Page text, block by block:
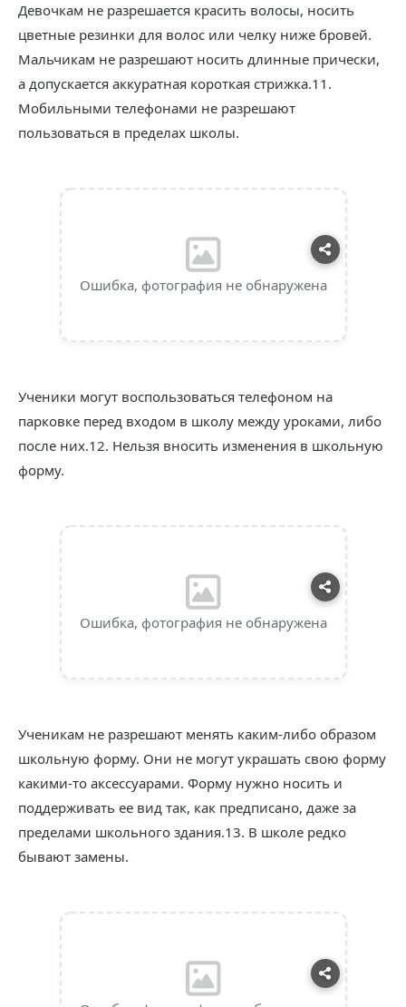
Девочкам не разрешается красить волосы, носить
цветные резинки для волос или челку ниже бровей.
Мальчикам не разрешают носить длинные прически,
а допускается аккуратная короткая стрижка.11.
Мобильными телефонами не разрешают
пользоваться в пределах школы.
Ошибка, фотография не обнаружена
Ученики могут воспользоваться телефоном на
парковке перед входом в школу между уроками, либо
после них.12. Нельзя вносить изменения в школьную
форму.
Ошибка, фотография не обнаружена
Ученикам не разрешают менять каким-либо образом
школьную форму. Они не могут украшать свою форму
какими-то аксессуарами. Форму нужно носить и
поддерживать ее вид так, как предписано, даже за
пределами школьного здания.13. В школе редко
бывают замены.